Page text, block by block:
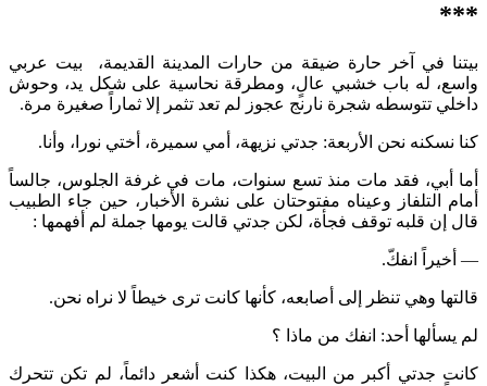
***
بيتنا في آخر حارة ضيقة من حارات المدينة القديمة، بيت عربي
واسع، له باب خشبي عالٍ، ومطرقة نحاسية على شكل يد، وحوش
داخلي تتوسطه شجرة نارنج عجوز لم تعد تثمر إلا ثماراً صغيرة مرة.
كنا نسكنه نحن الأربعة: جدتي نزيهة، أمي سميرة، أختي نورا، وأنا.
أما أبي، فقد مات منذ تسع سنوات، مات في غرفة الجلوس، جالساً
أمام التلفاز وعيناه مفتوحتان على نشرة الأخبار، حين جاء الطبيب
قال إن قلبه توقف فجأة، لكن جدتي قالت يومها جملة لم أفهمها :
— أخيراً انفكّ.
قالتها وهي تنظر إلى أصابعه، كأنها كانت ترى خيطاً لا نراه نحن.
لم يسألها أحد: انفك من ماذا ؟
كانت جدتي أكبر من البيت، هكذا كنت أشعر دائماً، لم تكن تتحرك